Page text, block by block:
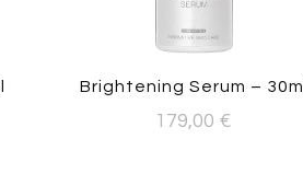
Brightening Serum – 30ml
179,00 €